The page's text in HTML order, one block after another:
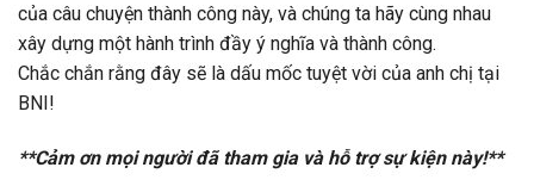
của câu chuyện thành công này, và chúng ta hãy cùng nhau
xây dựng một hành trình đầy ý nghĩa và thành công.
Chắc chắn rằng đây sẽ là dấu mốc tuyệt vời của anh chị tại
BNI!
**Cảm ơn mọi người đã tham gia và hỗ trợ sự kiện này!**